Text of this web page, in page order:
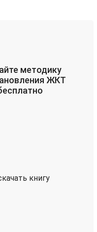
методику
ЖКТ